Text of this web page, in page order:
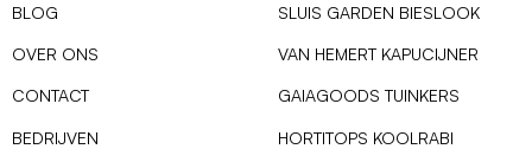
BLOG
OVER ONS
CONTACT
BEDRIJVEN
SLUIS GARDEN BIESLOOK
VAN HEMERT KAPUCIJNER
GAIAGOODS TUINKERS
HORTITOPS KOOLRABI